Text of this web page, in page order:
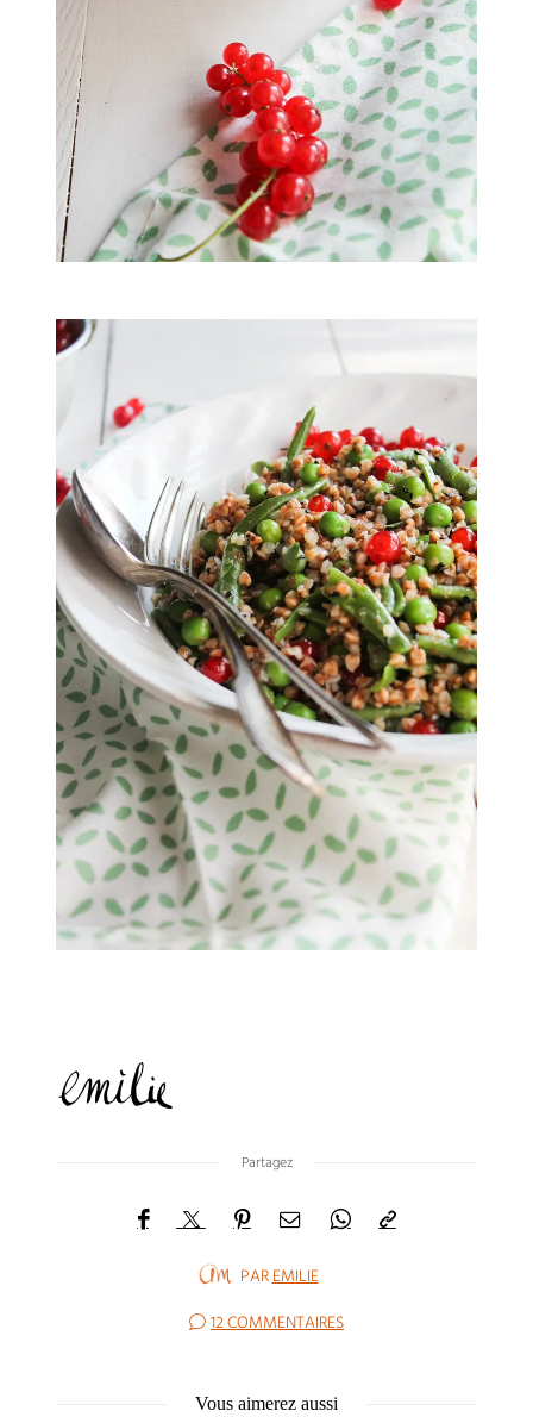
Partagez
PAREMILIE
12 COMMENTAIRES
Vous aimerez aussi